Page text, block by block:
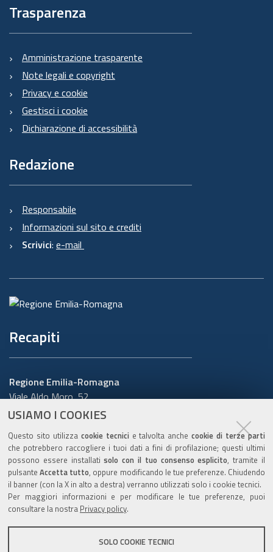
USIAMO I COOKIES
Questo sito utilizza cookie tecnici e talvolta anchecookie di terze parti
che potrebbero raccogliere i tuoi dati a fini di profilazione; questi ultimi
possono essere installatisolo con il tuo consenso esplicito, tramite il
pulsanteAccetta tutto, oppure modificando le tue preferenze. Chiudendo
il banner (con la X in alto a destra) verranno utilizzati solo i cookie tecnici.
Per maggiori informazioni e per modificare le tue preferenze, puoi
consultare la nostra Privacy policy.
SOLO COOKIE TECNICI
Trasparenza
Amministrazione trasparente
Note legali e copyright
Privacy e cookie
Gestisci i cookie
Dichiarazione di accessibilità
Redazione
Responsabile
Informazioni sul sito e crediti
Scrivici: e-mail
Recapiti
Regione Emilia-Romagna
Viale Aldo Moro, 52
40127 Bologna
Cerca telefoni o indirizzi
URP
www.regione.emilia-romagna.it/urp